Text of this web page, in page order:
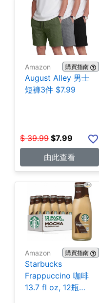
Amazon 購買指南
August Alley 男士
短褲3件 $7.99
$ 39.99 $7.99
由此查看
Amazon 購買指南
Starbucks
Frappuccino 咖啡
13.7 fl oz, 12瓶